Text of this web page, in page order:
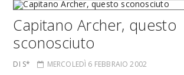
Capitano Archer, questo
sconosciuto
DI S* MERCOLEDÌ 6 FEBBRAIO 2002